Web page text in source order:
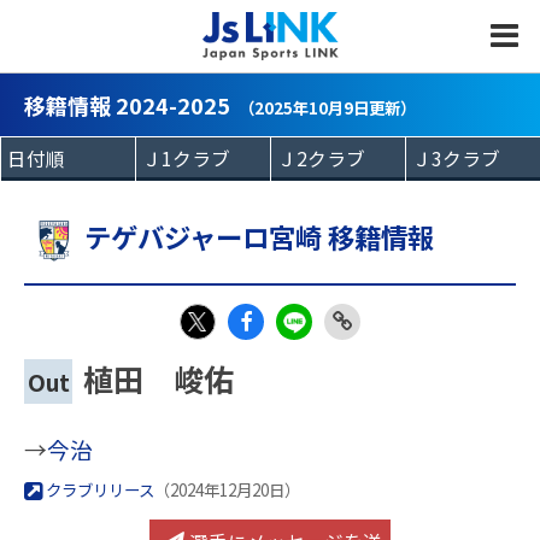
移籍情報 2024-2025 （2025年10月9日更新）
テゲバジャーロ宮崎 移籍情報
X
Out 植田 峻佑
→今治
クラブリリース （2024年12月20日）